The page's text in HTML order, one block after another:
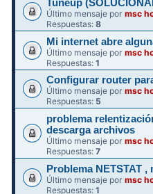
Tuneup
Último mensaje pormsc
Respuestas:8
Mi internet abre
Último mensaje pormsc
Respuestas:1
Configurar router
Último mensaje pormsc
Respuestas: 5
problema
descarga archivos
Último mensaje pormsc
Respuestas:7
Problema NETSTAT
Último mensaje pormsc
Respuestas:1